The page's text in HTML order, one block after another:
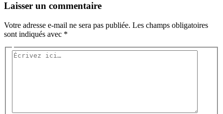
Laisser un commentaire
Votre adresse e-mail ne sera pas publiée. Les champs obligatoires
sont indiqués avec *
Écrivez